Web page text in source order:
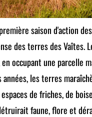
saison d'action
des terres des Vaîtes.
occupant une parcelle
les terres
de friches, de
faune, flore et